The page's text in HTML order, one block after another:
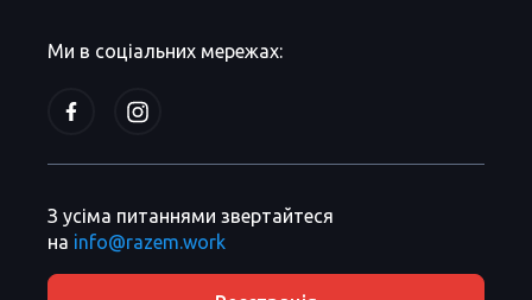
Ми в соціальних мережах:
З усіма питаннями звертайтеся
на info@razem.work